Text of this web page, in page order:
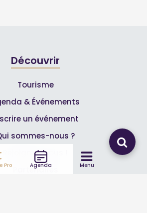
Pro Agenda Menu
Découvrir
Tourisme
& Événements
un événement
sommes-nous ?
Rejoignez-nous !
Partenaires